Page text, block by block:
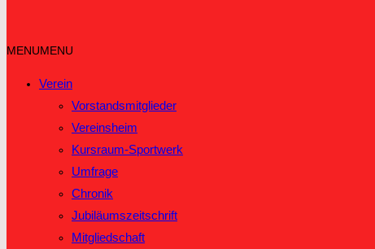
MENUMENU
Verein
Vorstandsmitglieder
Vereinsheim
Kursraum-Sportwerk
Umfrage
Chronik
Jubiläumszeitschrift
Mitgliedschaft